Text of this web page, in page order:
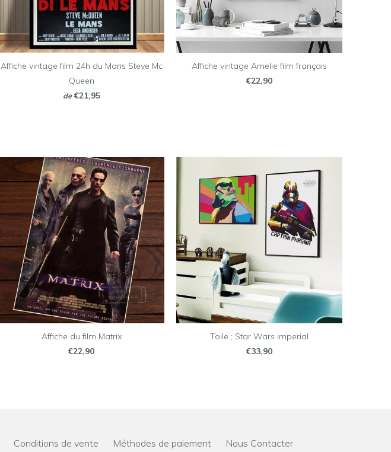
Affiche vintage film 24h du Mans Steve Mc
Queen
de €21,95
Affiche vintage Amelie film français
€22,90
Affiche du film Matrix
€22,90
Toile ; Star Wars imperial
€33,90
Conditions de vente Méthodes de paiement Nous Contacter